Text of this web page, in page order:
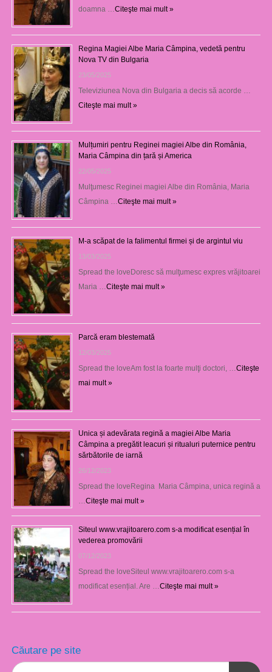
doamna …Citeşte mai mult »
Regina Magiei Albe Maria Câmpina, vedetă pentru
Nova TV din Bulgaria
23/05/2025
Televiziunea Nova din Bulgaria a decis să acorde …
Citeşte mai mult »
Mulțumiri pentru Reginei magiei Albe din România,
Maria Câmpina din țară și America
22/05/2025
Mulţumesc Reginei magiei Albe din România, Maria
Câmpina …Citeşte mai mult »
M-a scăpat de la falimentul firmei și de argintul viu
13/03/2025
Spread the loveDoresc să mulţumesc expres vrăjitoarei
Maria …Citeşte mai mult »
Parcă eram blestemată
12/03/2025
Spread the loveAm fost la foarte mulţi doctori, …Citeşte
mai mult »
Unica și adevărata regină a magiei Albe Maria
Câmpina a pregătit leacuri și ritualuri puternice pentru
sărbătorile de iarnă
26/12/2023
Spread the loveRegina Maria Câmpina, unica regină a
…Citeşte mai mult »
Siteul www.vrajitoarero.com s-a modificat esențial în
vederea promovării
07/12/2023
Spread the loveSiteul www.vrajitoarero.com s-a
modificat esențial. Are …Citeşte mai mult »
Căutare pe site